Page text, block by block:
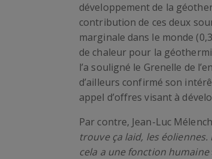
développement de la
contribution de ces deux
marginale dans le monde
de chaleur pour la
l’a souligné le Grenelle de
d’ailleurs confirmé son
appel d’offres visant à
Par contre, Jean-Luc
trouve ça laid, les
cela a une fonction humaine